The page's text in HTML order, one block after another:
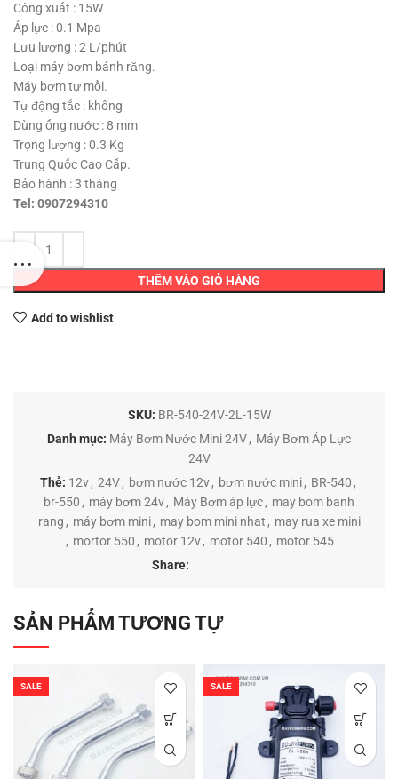
Công xuất : 15W
Áp lực : 0.1 Mpa
Lưu lượng : 2 L/phút
Loại máy bơm bánh răng.
Máy bơm tự mồi.
Tự động tắc : không
Dùng ống nước : 8 mm
Trọng lượng : 0.3 Kg
Trung Quốc Cao Cấp.
Bảo hành : 3 tháng
Tel: 0907294310
THÊM VÀO GIỎ HÀNG
Add to wishlist
SKU: BR-540-24V-2L-15W
Danh mục: Máy Bơm Nước Mini 24V, Máy Bơm Áp Lực
24V
Thẻ: 12v, 24V, bơm nước 12v, bơm nước mini, BR-540 ,
br-550 , máy bơm 24v, Máy Bơm áp lực, may bom banh
rang , máy bơm mini , may bom mini nhat , may rua xe mini
, mortor 550 , motor 12v, motor 540 , motor 545
Share:
SẢN PHẨM TƯƠNG TỰ
SALE SALE